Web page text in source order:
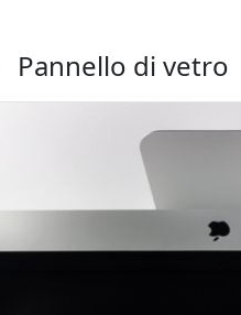
Pannello di vetro